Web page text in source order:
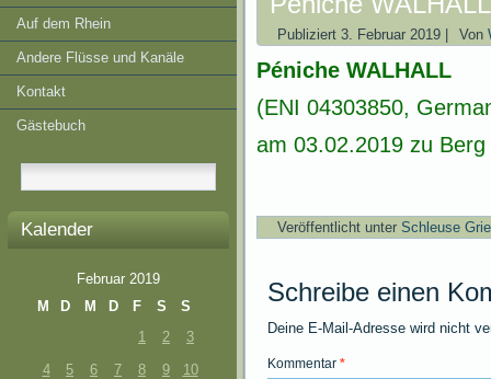
Auf dem Rhein
Andere Flüsse und Kanäle
Kontakt
Gästebuch
Kalender
Februar 2019
M
D M D F S
S
1
2
3
4
5 6 7 8 9
10
Publiziert 3. Februar 2019 Von
Péniche WALHALL
(ENI 04303850,
am 03.02.2019 zu
Veröffentlicht unter Schleuse
Schreibe einen
Deine E-Mail-Adresse wird nicht
Kommentar *